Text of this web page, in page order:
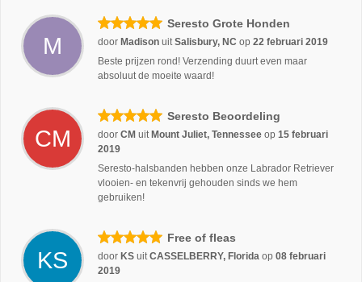
M
Seresto Grote Honden
door Madison uitSalisbury, NC op 22 februari 2019
Beste prijzen rond! Verzending duurt even maar
absoluut de moeite waard!
CM
Seresto Beoordeling
door CM uit Mount Juliet, Tennessee op 15 februari
2019
Seresto-halsbanden hebben onze Labrador Retriever
vlooien- en tekenvrij gehouden sinds we hem
gebruiken!
KS
Free of fleas
door KS uitCASSELBERRY, Florida op 08 februari
2019